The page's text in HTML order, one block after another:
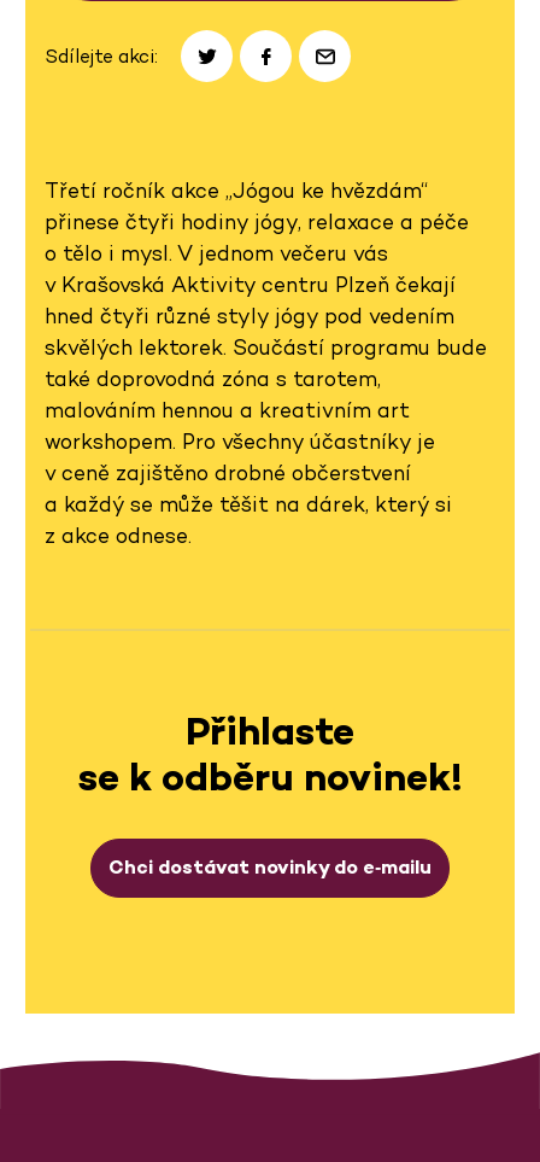
Sdílejte akci:
Třetí ročník akce „Jógou ke hvězdám“
přinese čtyři hodiny jógy, relaxace a péče
o tělo i mysl. V jednom večeru vás
v Krašovská Aktivity centru Plzeň čekají
hned čtyři různé styly jógy pod vedením
skvělých lektorek. Součástí programu bude
také doprovodná zóna s tarotem,
malováním hennou a kreativním art
workshopem. Pro všechny účastníky je
v ceně zajištěno drobné občerstvení
a každý se může těšit na dárek, který si
z akce odnese.
Přihlaste
se k odběru novinek!
Chci dostávat novinky do e‑mailu